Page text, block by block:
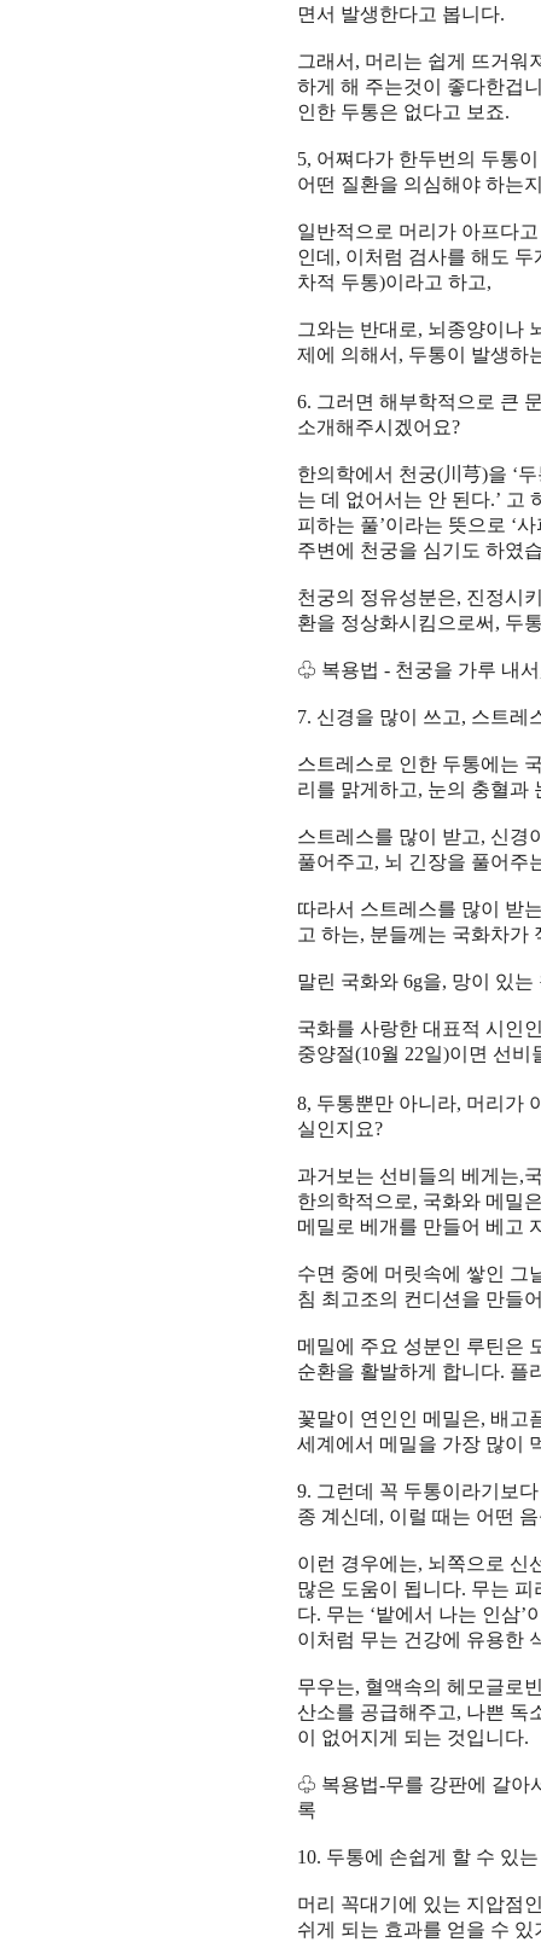
면서 발생한다고 봅니다.
그래서 , 머리는 쉽게 뜨거워
하게 해 주는것이 좋다한겁
인한 두통은 없다고 보죠.
5, 어쪄다가 한두번의 두통
어떤 질환을 의심해야 하는
일반적으로 머리가 아프다
인데 , 이처럼 검사를 해도 두
차적 두통)이라고 하고,
그와는 반대로, 뇌종양이나
제에 의해서 , 두통이 발생하
6. 그러면 해부학적으로 큰
소개해주시겠어요?
한의학에서 천궁(川芎)을 ‘
는 데 없어서는 안 된다.’ 고
피하는 풀’이라는 뜻으로 ‘사
주변에 천궁을 심기도 하였
천궁의 정유성분은, 진정시
환을 정상화시킴으로써 , 두
♧ 복용법- 천궁을 가루 내서
7. 신경을 많이 쓰고, 스트레
스트레스로 인한 두통에는
리를 맑게하고, 눈의 충혈과
스트레스를 많이 받고, 신경
풀어주고, 뇌 긴장을 풀어주
따라서 스트레스를 많이 받
고 하는, 분들께는 국화차가
말린 국화와6g을, 망이 있는
국화를 사랑한 대표적 시인
중양절(10월 22일)이면 선비
8, 두통뿐만 아니라, 머리가
실인지요?
과거보는 선비들의 베게는,
한의학적으로, 국화와 메밀
메밀로 베개를 만들어 베고
수면 중에 머릿속에 쌓인 그
침 최고조의 컨디션을 만들
메밀에 주요 성분인 루틴은
순환을 활발하게 합니다. 플
꽃말이 연인인 메밀은, 배고
세계에서 메밀을 가장 많이
9. 그런데 꼭 두통이라기보
종 계신데 , 이럴 때는 어떤
이런 경우에는, 뇌쪽으로 신
많은 도움이 됩니다. 무는 피
다. 무는 ‘밭에서 나는 인삼’
이처럼 무는 건강에 유용한
무우는, 혈액속의 헤모글로
산소를 공급해주고, 나쁜 독
이 없어지게 되는 것입니다.
♧ 복용법-무를 강판에 갈아
록
10. 두통에 손쉽게 할 수 있
머리 꼭대기에 있는 지압점
쉬게 되는 효과를 얻을 수 있